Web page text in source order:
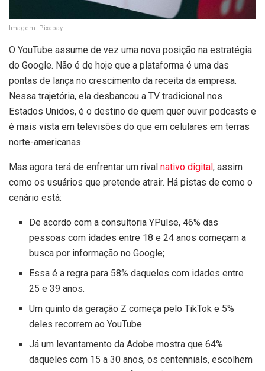
Imagem: Pixabay
O YouTube assume de vez uma nova posição na estratégia
do Google. Não é de hoje que a plataforma é uma das
pontas de lança no crescimento da receita da empresa.
Nessa trajetória, ela desbancou a TV tradicional nos
Estados Unidos, é o destino de quem quer ouvir podcasts e
é mais vista em televisões do que em celulares em terras
norte-americanas.
Mas agora terá de enfrentar um rival nativo digital , assim
como os usuários que pretende atrair. Há pistas de como o
cenário está:
De acordo com a consultoria YPulse, 46% das
pessoas com idades entre 18 e 24 anos começam a
busca por informação no Google;
Essa é a regra para 58% daqueles com idades entre
25 e 39 anos.
Um quinto da geração Z começa pelo TikTok e 5%
deles recorrem ao YouTube
Já um levantamento da Adobe mostra que 64%
daqueles com 15 a 30 anos, os centennials, escolhem